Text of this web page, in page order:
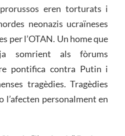
prorussos eren torturats i
neonazis ucraïneses
per l’OTAN. Un home que
somrient als fòrums
pontifica contra Putin i
tragèdies. Tragèdies
l’afecten personalment en